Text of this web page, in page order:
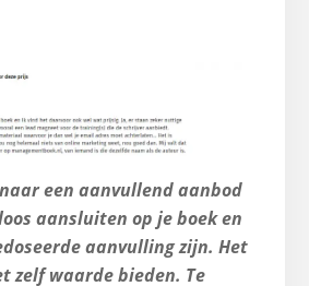
een aanvullend aanbod
aansluiten op je boek en
aanvulling zijn. Het
zelf waarde bieden. Te